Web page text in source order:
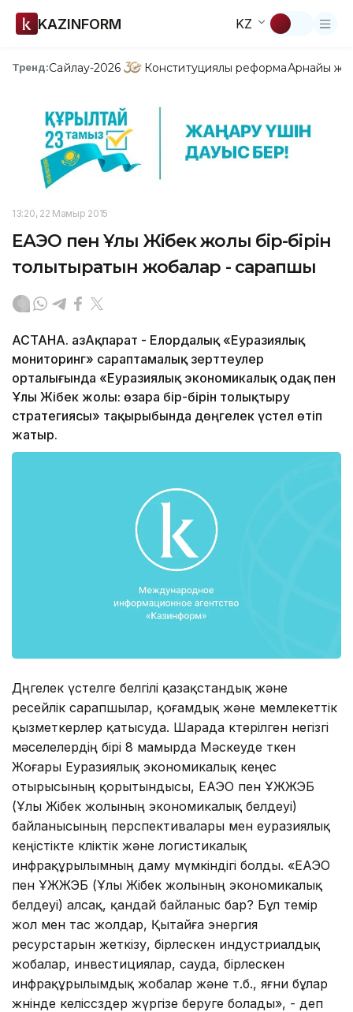
KAZINFORM KZ
Тренд:Сайлау-2026 Конституциялық реформаАрнайы
13:20, 22 Мамыр 2015
ЕАЭО пен Ұлы Жібек жолы бір-бірін
толықтыратын жобалар - сарапшы
АСТАНА. ҚазАқпарат - Елордалық «Еуразиялық
мониторинг» сараптамалық зерттеулер
орталығында «Еуразиялық экономикалық одақ пен
Ұлы Жібек жолы: өзара бір-бірін толықтыру
стратегиясы» тақырыбында дөңгелек үстел өтіп
жатыр.
Дөңгелек үстелге белгілі қазақстандық және
ресейлік сарапшылар, қоғамдық және мемлекеттік
қызметкерлер қатысуда. Шарада көтерілген негізгі
мәселелердің бірі 8 мамырда Мәскеуде өткен
Жоғары Еуразиялық экономикалық кеңес
отырысының қорытындысы, ЕАЭО пен ҰЖЖЭБ
(Ұлы Жібек жолының экономикалық белдеуі)
байланысының перспективалары мен еуразиялық
кеңістікте көліктік және логистикалық
инфрақұрылымның даму мүмкіндігі болды. «ЕАЭО
пен ҰЖЖЭБ (Ұлы Жібек жолының экономикалық
белдеуі) алсақ, қандай байланыс бар? Бұл темір
жол мен тас жолдар, Қытайға энергия
ресурстарын жеткізу, бірлескен индустриалдық
жобалар, инвестициялар, сауда, бірлескен
инфрақұрылымдық жобалар және т.б., яғни бұлар
жөнінде келіссөздер жүргізе беруге болады», - деп